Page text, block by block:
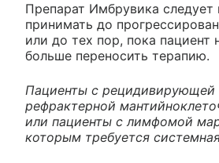
Препарат Имбрувика следует
принимать до
или до тех пор, пока пациент
больше переносить терапию.
Пациенты с рецидивирующей
рефрактерной
или пациенты с лимфомой
которым требуется